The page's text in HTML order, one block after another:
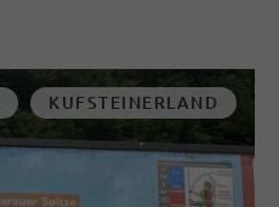
KUFSTEINERLAND